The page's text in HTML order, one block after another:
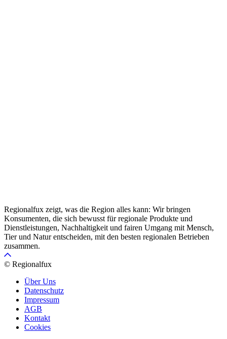
Regionalfux zeigt, was die Region alles kann: Wir bringen
Konsumenten, die sich bewusst für regionale Produkte und
Dienstleistungen, Nachhaltigkeit und fairen Umgang mit Mensch,
Tier und Natur entscheiden, mit den besten regionalen Betrieben
zusammen.
© Regionalfux
Über Uns
Datenschutz
Impressum
AGB
Kontakt
Cookies